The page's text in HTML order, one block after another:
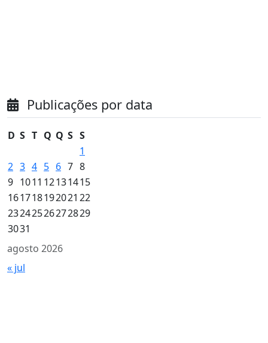
Publicações por data
agosto 2026
D S T Q Q S S
1
2 3 4 5 6 7 8
9 1011 12131415
161718192021 22
23242526272829
3031
« jul